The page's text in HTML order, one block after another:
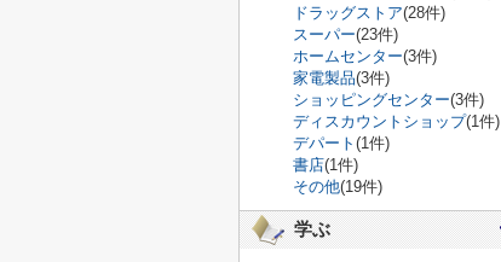
ドラッグストア(28件)
スーパー(23件)
ホームセンター(3件)
家電製品(3件)
ショッピングセンター(3件)
ディスカウントショップ(1件)
デパート (1件)
書店(1件)
その他(19件)
学ぶ